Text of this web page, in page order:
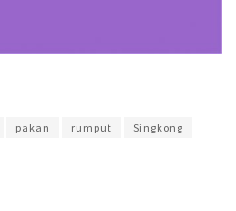
pakan rumput Singkong